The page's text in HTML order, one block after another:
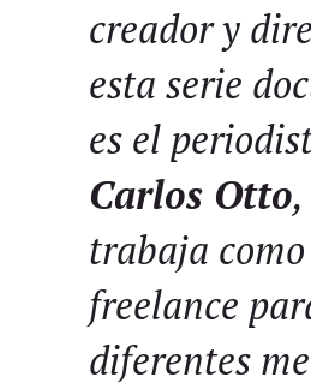
creador y
esta serie
es el
Carlos Otto,
trabaja como
freelance
diferentes